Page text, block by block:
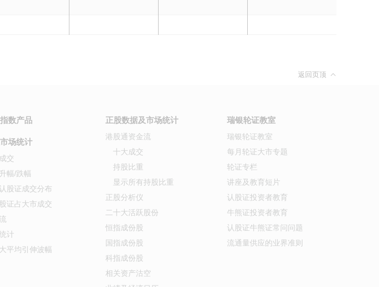
返回页顶
数产品
场统计
交
幅/跌幅
股证成交分布
证占大市成交
计
平均引伸波幅
正股数据及市场统计
港股通资金流
十大成交
持股比重
显示所有持股比重
正股分析仪
二十大活跃股份
恒指成份股
国指成份股
科指成份股
相关资产沽空
瑞银轮证教室
瑞银轮证教室
每月轮证大市专题
轮证专栏
讲座及教育短片
认股证投资者教育
牛熊证投资者教育
认股证牛熊证常问问题
流通量供应的业界准则